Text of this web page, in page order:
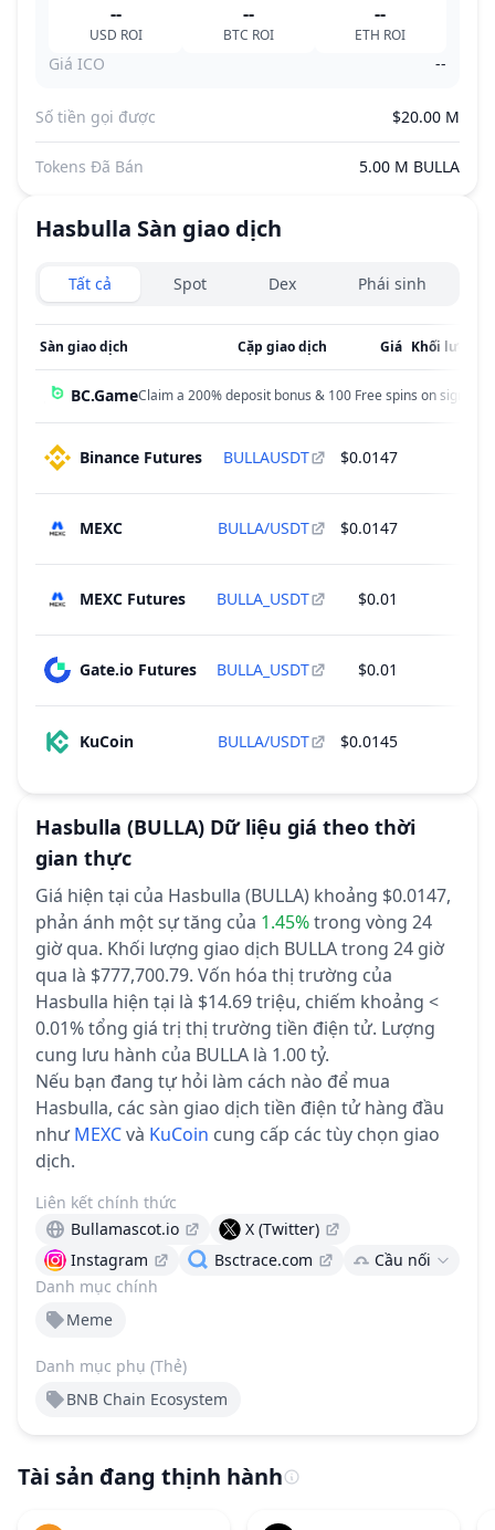
--
USD ROI
--
BTC ROI
--
ETH ROI
Giá ICO --
Số tiền gọi được $20.00 M
Tokens Đã Bán 5.00 M BULLA
Hasbulla Sàn giao dịch
Exchanges type
Tất cả Spot Dex Phái sinh
Sàn giao dịch Cặp giao dịch Giá Khối lượng
BC.GameClaim a 200% deposit bonus & 100 Free spins on sign up!
Binance Futures BULLAUSDT $0.0147
MEXC BULLA/USDT $0.0147
MEXC Futures BULLA_USDT $0.01
Gate.io Futures BULLA_USDT $0.01
KuCoin BULLA/USDT $0.0145
Hasbulla (BULLA) Dữ liệu giá theo thời
gian thực
Giá hiện tại của Hasbulla (BULLA) khoảng $0.0147,
phản ánh một sự tăng của 1.45%trong vòng 24
giờ qua. Khối lượng giao dịch BULLA trong 24 giờ
qua là $777,700.79. Vốn hóa thị trường của
Hasbulla hiện tại là $14.69 triệu, chiếm khoảng <
0.01% tổng giá trị thị trường tiền điện tử. Lượng
cung lưu hành của BULLA là 1.00 tỷ.
Nếu bạn đang tự hỏi làm cách nào để mua
Hasbulla, các sàn giao dịch tiền điện tử hàng đầu
như MEXCvà KuCoin cung cấp các tùy chọn giao
dịch.
Danh mục chính
Meme
Danh mục phụ (Thẻ)
BNB Chain Ecosystem
Liên kết chính thức
Bullamascot.io
X (Twitter)
Instagram
Bsctrace.com Cầu nối
Tài sản đang thịnh hành